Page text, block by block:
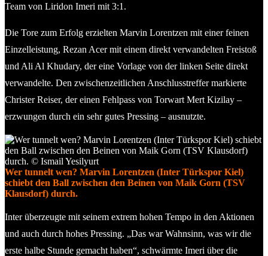
Team von Liridon Imeri mit 3:1.
Die Tore zum Erfolg erzielten Marvin Lorentzen mit einer feinen
Einzelleistung, Rezan Acer mit einem direkt verwandelten Freistoß
und Ali Al Khudary, der eine Vorlage von der linken Seite direkt
verwandelte. Den zwischenzeitlichen Anschlusstreffer markierte
Christer Reiser, der einen Fehlpass von Torwart Mert Kizilay –
erzwungen durch ein sehr gutes Pressing – ausnutzte.
Wer tunnelt wen? Marvin Lorentzen (Inter Türkspor Kiel)
schiebt den Ball zwischen den Beinen von Maik Gorn (TSV
Klausdorf) durch.
Inter überzeugte mit seinem extrem hohen Tempo in den Aktionen
und auch durch hohes Pressing. „Das war Wahnsinn, was wir die
erste halbe Stunde gemacht haben“, schwärmte Imeri über die